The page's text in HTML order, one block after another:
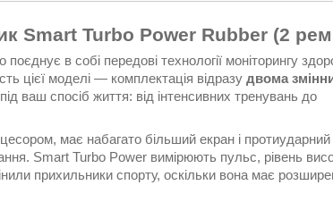
Smart Turbo Power Rubber (2
в собі передові технології моніторингу
цієї моделі — комплектація відразу двома
ваш спосіб життя: від інтенсивних тренувань до
має набагато більший екран і протиударний
Smart Turbo Power вимірюють пульс, рівень
прихильники спорту, оскільки вона має